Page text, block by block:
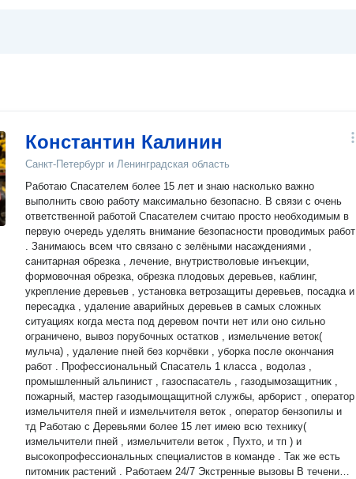
Константин Калинин
Санкт-Петербург и Ленинградская область
Работаю Спасателем более 15 лет и знаю насколько важно
выполнить свою работу максимально безопасно. В связи с очень
ответственной работой Спасателем считаю просто необходимым в
первую очередь уделять внимание безопасности проводимых работ
. Занимаюсь всем что связано с зелёными насаждениями ,
санитарная обрезка , лечение, внутристволовые инъекции,
формовочная обрезка, обрезка плодовых деревьев, каблинг,
укрепление деревьев , установка ветрозащиты деревьев, посадка и
пересадка , удаление аварийных деревьев в самых сложных
ситуациях когда места под деревом почти нет или оно сильно
ограничено, вывоз порубочных остатков , измельчение веток(
мульча) , удаление пней без корчёвки , уборка после окончания
работ . Профессиональный Спасатель 1 класса , водолаз ,
промышленный альпинист , газоспасатель , газодымозащитник ,
пожарный, мастер газодымощащитной службы, арборист , оператор
измельчителя пней и измельчителя веток , оператор бензопилы и
тд Работаю с Деревьями более 15 лет имею всю технику(
измельчители пней , измельчители веток , Пухто, и тп ) и
высокопрофессиональных специалистов в команде . Так же есть
питомник растений . Работаем 24/7 Экстренные вызовы В течении 1